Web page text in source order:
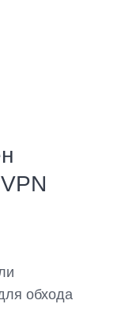
обхода